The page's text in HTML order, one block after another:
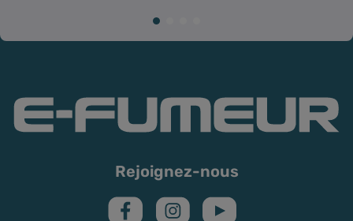
Lorsque vous utilisez une résistance neuve, n'oubliez
pas de l'amorcer : imbibez de e-liquide le coton pour
Précautions d'usage et consignes
aux personnes souffrant de problèmes respiratoires,
aux femmes enceintes également.
Rejoignez-nous